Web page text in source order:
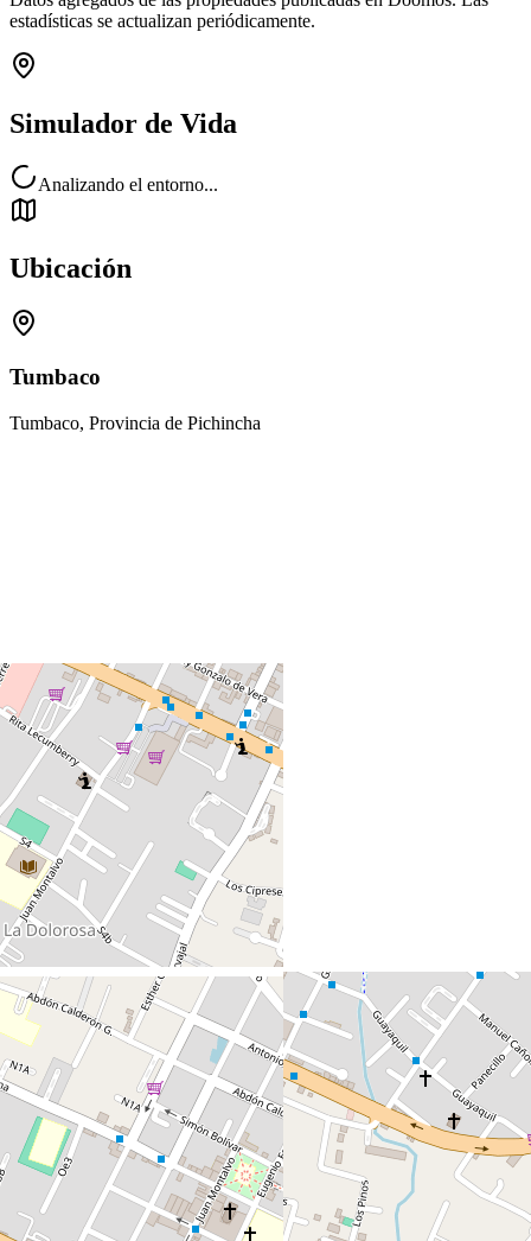
estadísticas se actualizan periódicamente.
Simulador de Vida
Analizando el entorno...
Ubicación
Tumbaco
Tumbaco, Provincia de Pichincha